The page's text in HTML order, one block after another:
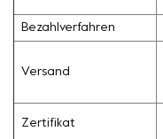
Bezahlverfahren
Versand
Zertifikat